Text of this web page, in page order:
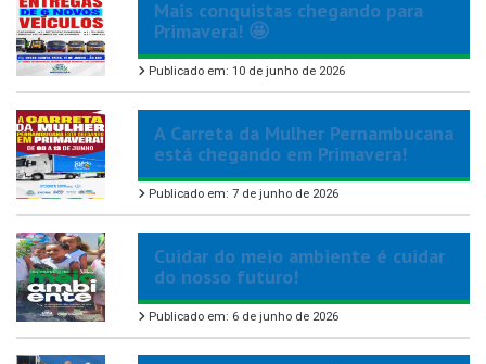
Mais conquistas chegando para
Primavera! 🤩
Publicado em: 10 de junho de 2026
A Carreta da Mulher Pernambucana
está chegando em Primavera!
Publicado em: 7 de junho de 2026
Cuidar do meio ambiente é cuidar
do nosso futuro!
Publicado em: 6 de junho de 2026